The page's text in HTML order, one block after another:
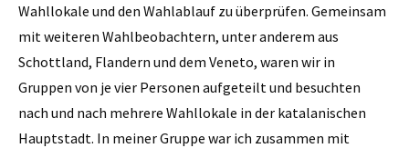
Wahllokale und den Wahlablauf zu überprüfen. Gemeinsam
mit weiteren Wahlbeobachtern, unter anderem aus
Schottland, Flandern und dem Veneto, waren wir in
Gruppen von je vier Personen aufgeteilt und besuchten
nach und nach mehrere Wahllokale in der katalanischen
Hauptstadt. In meiner Gruppe war ich zusammen mit